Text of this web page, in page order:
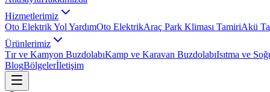
Hizmetlerimiz
Oto Elektrik Yol YardımOto ElektrikAraç Park Kliması TamiriAkü
Ürünlerimiz
Tır ve Kamyon BuzdolabıKamp ve Karavan BuzdolabıIsıtma ve
BlogBölgelerİletişim